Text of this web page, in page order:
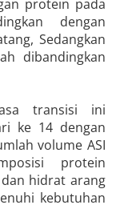
protein pada
dengan
Sedangkan
dibandingkan
transisi ini
ke 14 dengan
volume ASI
protein
hidrat arang
kebutuhan